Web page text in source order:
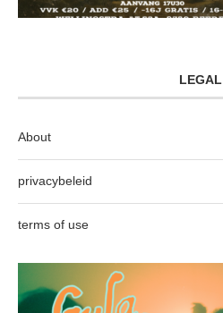
LEGAL
About
privacybeleid
terms of use